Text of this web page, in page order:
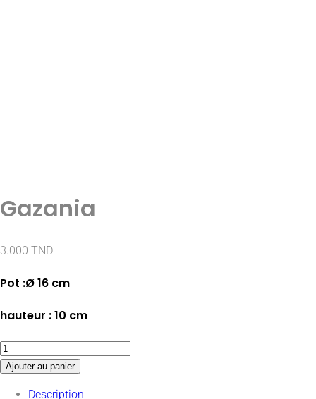
Gazania
3.000 TND
Pot :Ø 16 cm
hauteur : 10 cm
Ajouter au panier
Description